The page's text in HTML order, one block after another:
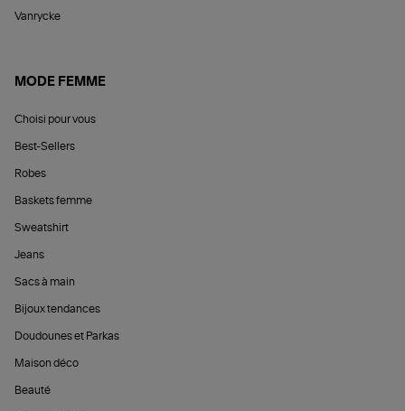
Vanrycke
MODE FEMME
Choisi pour vous
Best-Sellers
Robes
Baskets femme
Sweatshirt
Jeans
Sacs à main
Bijoux tendances
Doudounes et Parkas
Maison déco
Beauté